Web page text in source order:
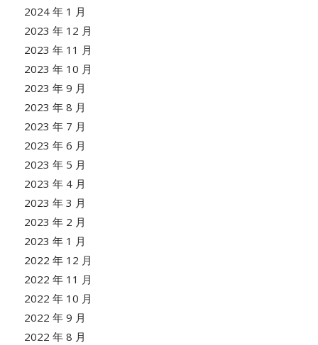
2024 年 1 月
2023 年 12 月
2023 年 11 月
2023 年 10 月
2023 年 9 月
2023 年 8 月
2023 年 7 月
2023 年 6 月
2023 年 5 月
2023 年 4 月
2023 年 3 月
2023 年 2 月
2023 年 1 月
2022 年 12 月
2022 年 11 月
2022 年 10 月
2022 年 9 月
2022 年 8 月